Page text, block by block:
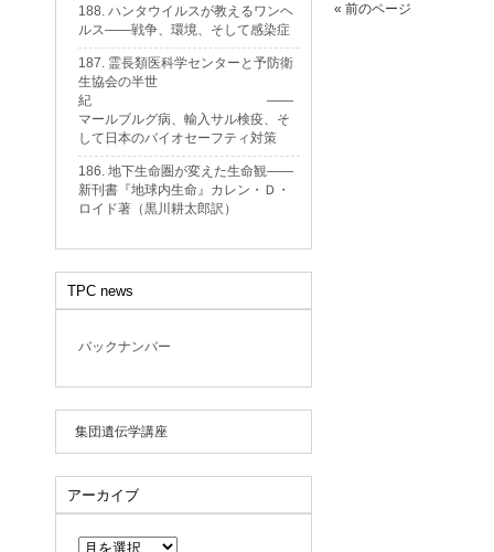
« 前のページ
188. ハンタウイルスが教えるワンヘ
ルス——戦争、環境、そして感染症
187. 霊長類医科学センターと予防衛
生協会の半世
紀 ——
マールブルグ病、輸入サル検疫、そ
して日本のバイオセーフティ対策
186. 地下生命圏が変えた生命観——
新刊書『地球内生命』カレン・Ｄ・
ロイド著（黒川耕太郎訳）
TPC news
バックナンバー
集団遺伝学講座
アーカイブ